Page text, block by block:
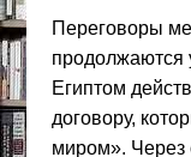
Переговоры
продолжаются
Египтом
договору,
миром». Через